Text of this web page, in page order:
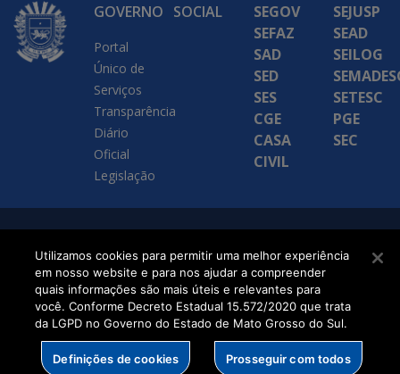
GOVERNO
Portal
Único de
Serviços
Transparência
Diário
Oficial
Legislação
SOCIAL
SEGOV
SEFAZ
SAD
SED
SES
CGE
CASA
CIVIL
SEJUSP
SEAD
SEILOG
SETESC
PGE
SEC
Executiva de
Transformação Digital
Utilizamos cookies para permitir uma melhor experiência
em nosso website e para nos ajudar a compreender
quais informações são mais úteis e relevantes para
você. Conforme Decreto Estadual 15.572/2020 que trata
da LGPD no Governo do Estado de Mato Grosso do Sul.
Definições de cookies Prosseguir com todos